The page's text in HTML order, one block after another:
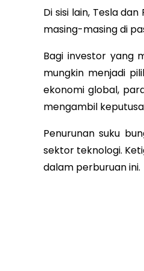
Di sisi lain, Tesla
masing-masing di
Bagi investor yang
mungkin menjadi
ekonomi global,
mengambil
Penurunan suku
sektor teknologi.
dalam perburuan ini.